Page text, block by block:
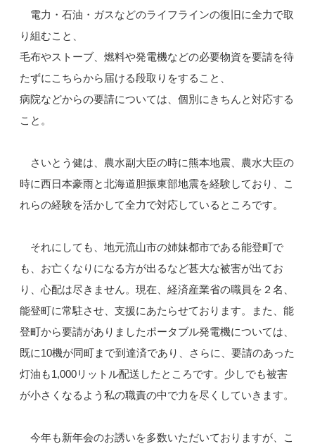
電力・石油・ガスなどのライフラインの復旧に全力で取
り組むこと、
毛布やストーブ、燃料や発電機などの必要物資を要請を待
たずにこちらから届ける段取りをすること、
病院などからの要請については、個別にきちんと対応する
こと。
さいとう健は、農水副大臣の時に熊本地震、農水大臣の
時に西日本豪雨と北海道胆振東部地震を経験しており、こ
れらの経験を活かして全力で対応しているところです。
それにしても、地元流山市の姉妹都市である能登町で
も、お亡くなりになる方が出るなど甚大な被害が出てお
り、心配は尽きません。現在、経済産業省の職員を２名、
能登町に常駐させ、支援にあたらせております。また、能
登町から要請がありましたポータブル発電機については、
既に10機が同町まで到達済であり、さらに、要請のあった
灯油も1,000リットル配送したところです。少しでも被害
が小さくなるよう私の職責の中で力を尽くしていきます。
今年も新年会のお誘いを多数いただいておりますが、こ